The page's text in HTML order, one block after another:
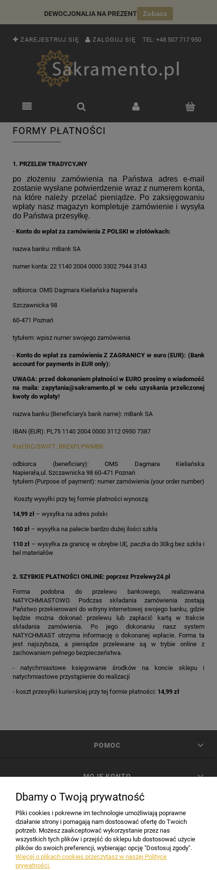
DEWOCJONALIA NA PREZENT Zobacz
ZAREJESTRUJ SIĘ ZALOGUJ SIĘ TEL: +48 507 717 950
FORMY PŁATNOŚCI
1. PRZELEW TRADYCYJNY
po złożeniu zamówienia na Państwa adres e-mail
zostanie wysłane potwierdzenie wraz z numerem konta,
na które należy przelać pieniądze. Po zaksięgowaniu
wpłaty nasz magazyn kompletuje zamówienie i wysyła
do Państwa przesyłkę.
- Konto do wpłat za zamówienia Z POLSKI w złotówkach:
nazwa banku: mBank SA
numer konta: 22 1140 2004 0000 3302 7944 3143
odbiorca: OMS Dagmara Kieliańska Napierała
Szczawnicka 98
60-471 Poznań
tytułem: wpisz numer swojego zamówienia
- Konto do wpłat za zamówienia Z ZAGRANICY w euro (EUR): (Bank
account for payments in EUR only):
UWAGA: przed dokonaniem płatności w EURO prosimy o wiadomość
na maila: zapytania@sakramento.pl w celu uzyskania przeliczonej
kwoty do wpłaty!
nazwa banku (Beneficiary's bank name): mBank SA
IBAN (EUR): PL75 1140 2004 0000 3112 0950 7387
Kod BIC/SWIFT: BREXPLPWMBK
odbiorca (beneficiary): OMS Dagmara Kieliańska
Napierała,ul. Szczawnicka 98 60-471 Poznań
tytułem (Purpose of payment): numer zamówienia (your order number)
Koszty wysyłki przy tej formie płatności wynoszą:
14,99 zł – wysyłka na adres polski
160 zł – wysyłka na palecie bardzo dużej ilości szkła
110 zł – wysyłka za granicę w obrębie UE, paczka do 30kg bez szkła i
bel materiałów
2. SZYBKIE PŁATNOŚCI ONLINE: poprzez Przelewy24.pl
Forma podobna do przelewu bankowego, realizowana
NATYCHMIASTOWO. Podczas składania zamówienia zostają
Państwo przekierowani do witryny internetowej swojego banku, gdzie
będzie można dokonać przelewu lub zapłacić kartą w trakcie
składania zamówienia. Po jego dokonaniu nasz system
NATYCHMIAST otrzyma informację o dokonanej wpłacie. Forma ta
jest najszybsza, a pieniądze przelewane są w trybie online z
zachowaniem pełnego bezpieczeństwa.
- natychmiastowe księgowanie środków na koncie sklepu i
natychmiastowe przystąpienie do realizacji
- koszt przesyłki kurierskiej przy tej formie płatności: 14,99 zł
POMOC
MOJE KONTO
INFORMACJE
Dbamy o Twoją prywatność
Pliki cookies i pokrewne im technologie umożliwiają poprawne
działanie strony i pomagają nam dostosować ofertę do Twoich
potrzeb. Możesz zaakceptować wykorzystanie przez nas
wszystkich tych plików i przejść do sklepu lub dostosować użycie
plików do swoich preferencji, wybierając opcję "Dostosuj zgody".
Więcej o plikach cookies przeczytasz w naszej Polityce
prywatności.